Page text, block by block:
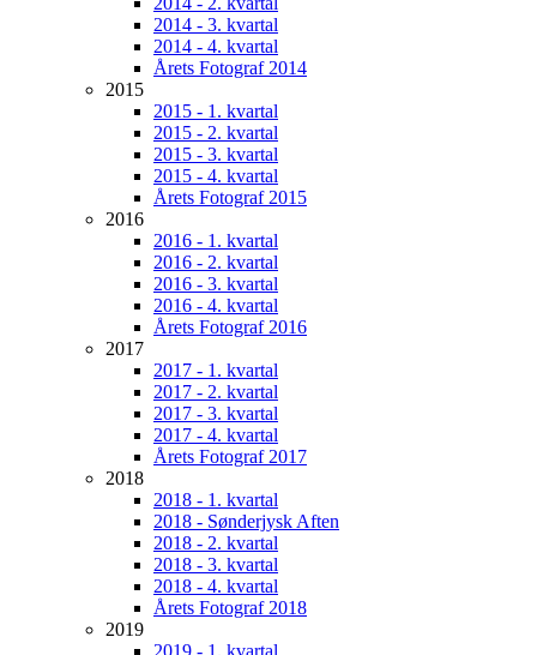
2014 - 3. kvartal
2014 - 4. kvartal
Årets Fotograf 2014
2015
2015 - 1. kvartal
2015 - 2. kvartal
2015 - 3. kvartal
2015 - 4. kvartal
Årets Fotograf 2015
2016
2016 - 1. kvartal
2016 - 2. kvartal
2016 - 3. kvartal
2016 - 4. kvartal
Årets Fotograf 2016
2017
2017 - 1. kvartal
2017 - 2. kvartal
2017 - 3. kvartal
2017 - 4. kvartal
Årets Fotograf 2017
2018
2018 - 1. kvartal
2018 - Sønderjysk Aften
2018 - 2. kvartal
2018 - 3. kvartal
2018 - 4. kvartal
Årets Fotograf 2018
2019
2019 - 1. kvartal